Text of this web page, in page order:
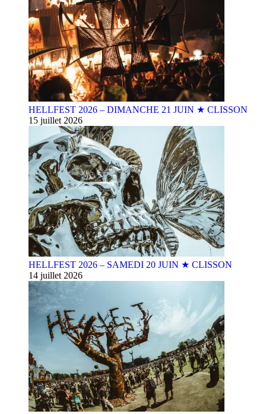
HELLFEST 2026 – DIMANCHE 21 JUIN ★ CLISSON
15 juillet 2026
HELLFEST 2026 – SAMEDI 20 JUIN ★ CLISSON
14 juillet 2026